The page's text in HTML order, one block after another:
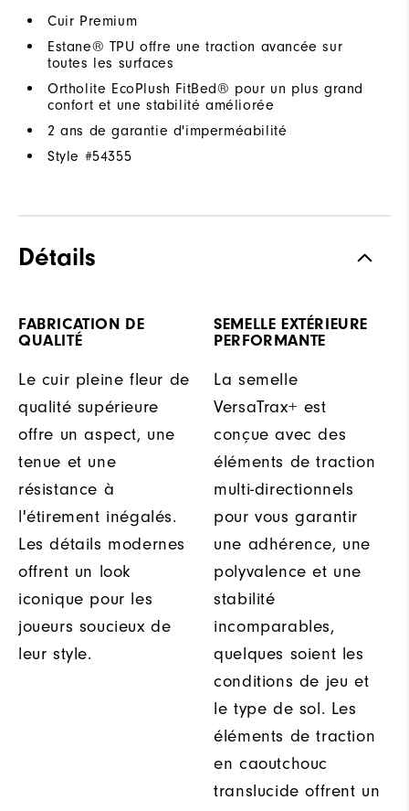
Cuir Premium
Estane® TPU offre une traction avancée sur
toutes les surfaces
Ortholite EcoPlush FitBed® pour un plus grand
confort et une stabilité améliorée
2 ans de garantie d'imperméabilité
Style #54355
Détails
FABRICATION DE
QUALITÉ
Le cuir pleine fleur de
qualité supérieure
offre un aspect, une
tenue et une
résistance à
l'étirement inégalés.
Les détails modernes
offrent un look
iconique pour les
joueurs soucieux de
leur style.
SEMELLE EXTÉRIEURE
PERFORMANTE
La semelle
VersaTrax+ est
conçue avec des
éléments de traction
multi-directionnels
pour vous garantir
une adhérence, une
polyvalence et une
stabilité
incomparables,
quelques soient les
conditions de jeu et
le type de sol. Les
éléments de traction
en caoutchouc
translucide offrent un